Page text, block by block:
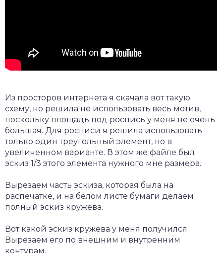
Из просторов интернета я скачала вот такую
схему, но решила не использовать весь мотив,
поскольку площадь под роспись у меня не очень
большая. Для росписи я решила использовать
только один треугольный элемент, но в
увеличенном варианте. В этом же файле был
эскиз 1/3 этого элемента нужного мне размера.
Вырезаем часть эскиза, которая была на
распечатке, и на белом листе бумаги делаем
полный эскиз кружева.
Вот какой эскиз кружева у меня получился.
Вырезаем его по внешним и внутренним
контурам.